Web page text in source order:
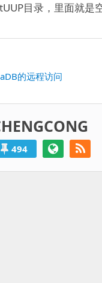
目录，里面就是
的远程访问
494